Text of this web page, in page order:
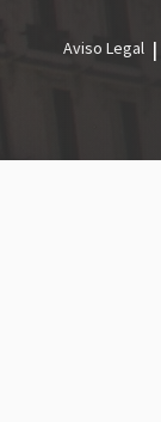
legal
Aviso Legal